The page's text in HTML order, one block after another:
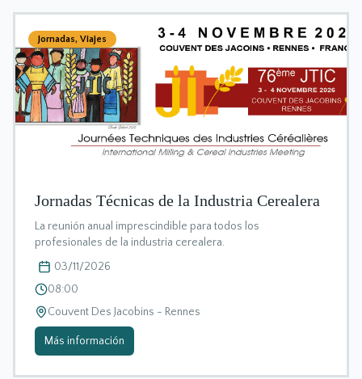
Jornadas, Viajes
Jornadas Técnicas de la Industria Cerealera
La reunión anual imprescindible para todos los
profesionales de la industria cerealera.
03/11/2026
08:00
Couvent Des Jacobins - Rennes
Más información